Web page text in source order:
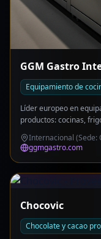
GGM Gastro
Equipamiento de
Líder europeo en
productos: cocinas,
ventilación y más.
excepcional. 22
Entrega en 2 días en
Internacional (Sede:
ggmgastro.com
Chocovic
Chocolate y cacao